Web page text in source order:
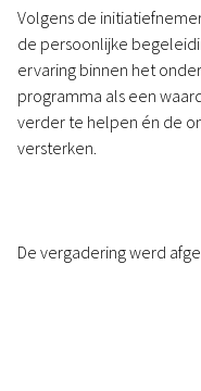
Volgens de
de persoonlijke
ervaring binnen het
programma als een
verder te helpen én de
versterken.
De vergadering werd